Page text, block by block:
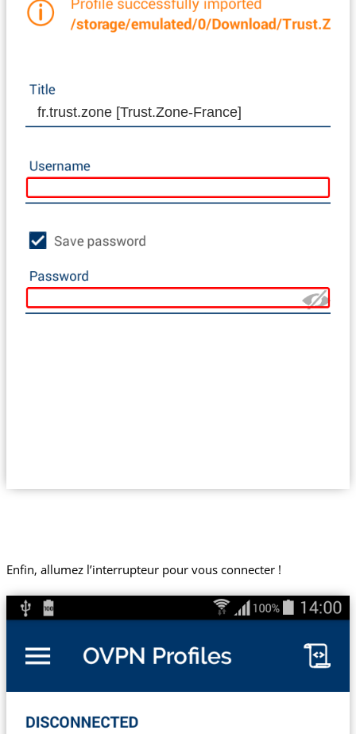
fr.trust.zone [Trust.Zone-France]
Enfin, allumez l’interrupteur pour vous connecter !